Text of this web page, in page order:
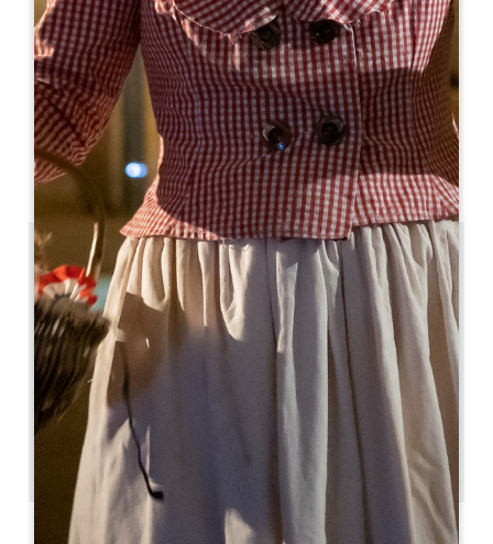
开幕月份
二 三 四 五 六 七 九 十 十 十
开幕日
隆
AM
PM
星
AM
PM
星
AM
PM
星
AM
PM
星
AM
PM
星
AM
PM
星
AM
PM
19.1 km
每天开放，12 月 25 日和 1 月 1 日除外 淡季从 02/01 至
30/04 和从 01/10 至 31/12：上午 10 时至下午 5 时 30
分 旺季从 01/05 至 30/09：上午 10 时至下午 6 时 30
分
Visite guidée sur réservation : Tour de Montaigne :
10h30 et 15h Château du XIXe : 11h30 et 16h
les 2 visites : 2h sinon environ de 45 minutes pour
la Tour et 1h le Château
20 personnes pour la Tour et 30 à 35 pers. pour le
Château
24 演出前一小时
复制 GPS 代码
标签